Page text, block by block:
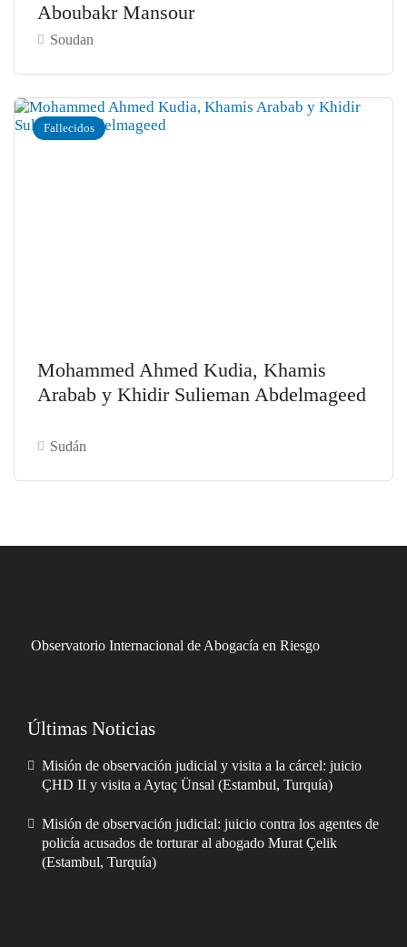
Aboubakr Mansour
Soudan
Fallecidos
Mohammed Ahmed Kudia, Khamis
Arabab y Khidir Sulieman Abdelmageed
Sudán
Observatorio Internacional de Abogacía en Riesgo
Últimas Noticias
Misión de observación judicial y visita a la cárcel: juicio
ÇHD II y visita a Aytaç Ünsal (Estambul, Turquía)
Misión de observación judicial: juicio contra los agentes de
policía acusados de torturar al abogado Murat Çelik
(Estambul, Turquía)